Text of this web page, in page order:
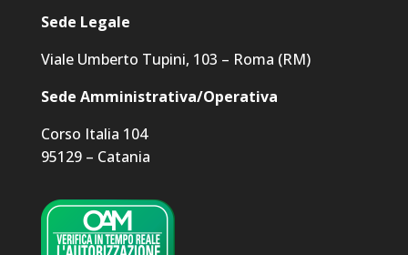
Sede Legale
Viale Umberto Tupini, 103 – Roma (RM)
Sede Amministrativa/Operativa
Corso Italia 104
95129 – Catania